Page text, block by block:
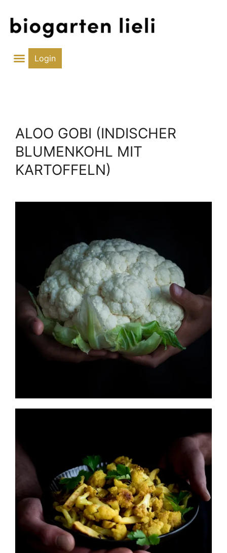
Inhalt
Login
ALOO GOBI (INDISCHER
BLUMENKOHL MIT
KARTOFFELN)